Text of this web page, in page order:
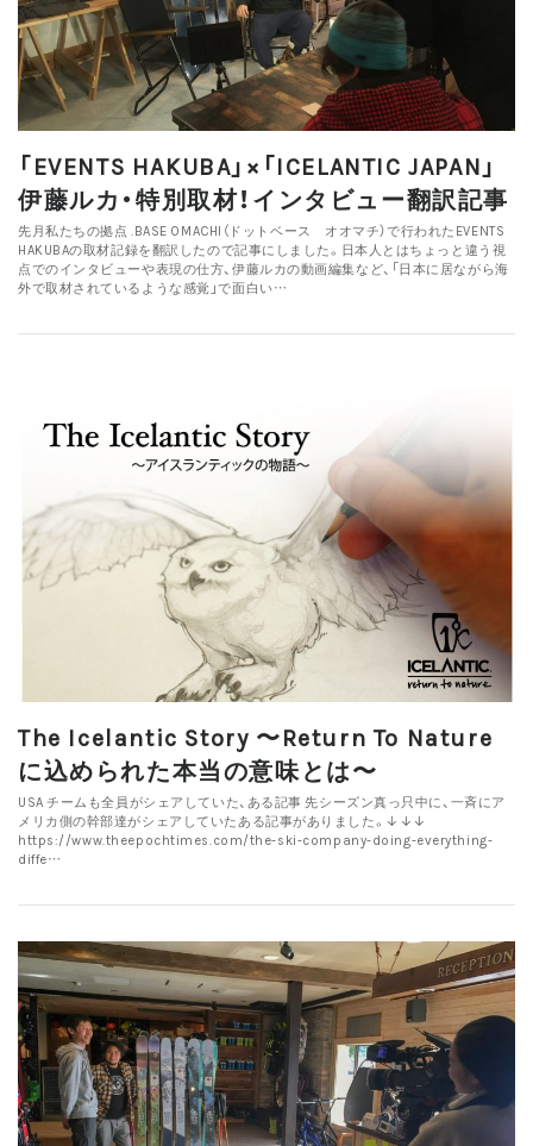
「EVENTS HAKUBA」×「ICELANTIC JAPAN」
伊藤ルカ・特別取材！インタビュー翻訳記事
先月私たちの拠点 .BASE OMACHI（ドットベース オオマチ）で行われたEVENTS
HAKUBAの取材記録を翻訳したので記事にしました。日本人とはちょっと違う視
点でのインタビューや表現の仕方、伊藤ルカの動画編集など、「日本に居ながら海
外で取材されているような感覚」で面白い…
The Icelantic Story 〜Return To Nature
に込められた本当の意味とは〜
USA チームも全員がシェアしていた、ある記事 先シーズン真っ只中に、一斉にア
メリカ側の幹部達がシェアしていたある記事がありました。↓↓↓
https://www.theepochtimes.com/the-ski-company-doing-everything-
diffe…